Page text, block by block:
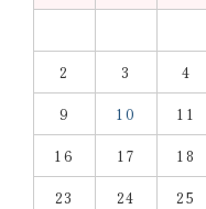
2 3 4
9 10 11
16 17 18
23 24 25